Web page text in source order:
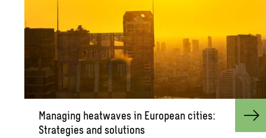
Man­ag­ing heat­waves in Eu­ro­pean cities:
Strate­gies and so­lu­tions